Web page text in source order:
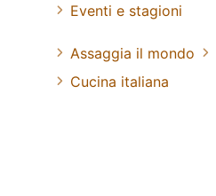
Eventi e stagioni
Assaggia il mondo
Cucina italiana